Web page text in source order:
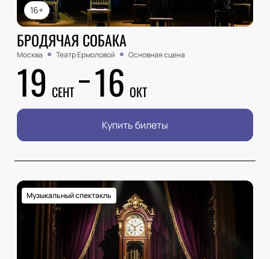
16+
БРОДЯЧАЯ СОБАКА
Москва Театр Ермоловой Основная сцена
19 СЕНТ 16 ОКТ
Купить билеты
Музыкальный спектакль